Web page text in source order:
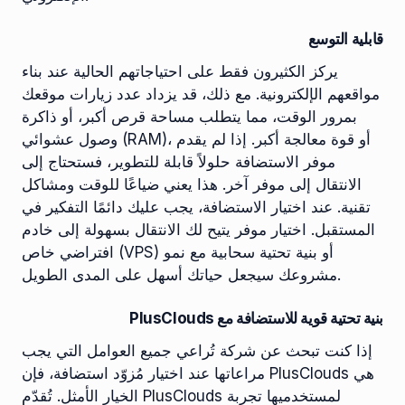
قابلية التوسع
يركز الكثيرون فقط على احتياجاتهم الحالية عند بناء
مواقعهم الإلكترونية. مع ذلك، قد يزداد عدد زيارات موقعك
بمرور الوقت، مما يتطلب مساحة قرص أكبر، أو ذاكرة
وصول عشوائي (RAM)، أو قوة معالجة أكبر. إذا لم يقدم
موفر الاستضافة حلولاً قابلة للتطوير، فستحتاج إلى
الانتقال إلى موفر آخر. هذا يعني ضياعًا للوقت ومشاكل
تقنية. عند اختيار الاستضافة، يجب عليك دائمًا التفكير في
المستقبل. اختيار موفر يتيح لك الانتقال بسهولة إلى خادم
افتراضي خاص (VPS) أو بنية تحتية سحابية مع نمو
مشروعك سيجعل حياتك أسهل على المدى الطويل.
بنية تحتية قوية للاستضافة مع PlusClouds
إذا كنت تبحث عن شركة تُراعي جميع العوامل التي يجب
مراعاتها عند اختيار مُزوّد ​​استضافة، فإن PlusClouds هي
الخيار الأمثل. تُقدّم PlusClouds لمستخدميها تجربة